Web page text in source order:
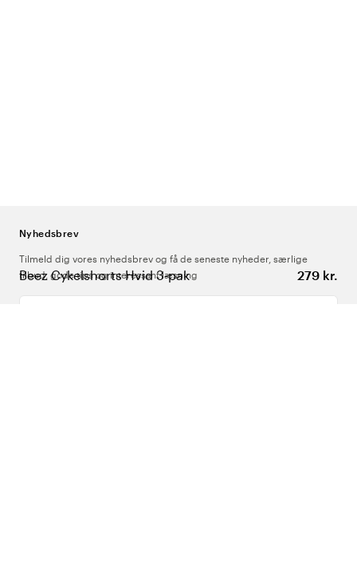
Beez Cykelshorts Hvid 3-pak 279 kr.
Nyhedsbrev
Tilmeld dig vores nyhedsbrev og få de seneste nyheder, særlige
tilbud, gode tips og interessant læsning
Indtast din e-mailadresse